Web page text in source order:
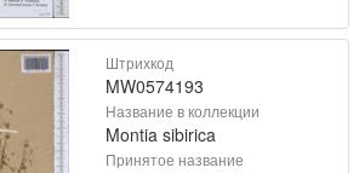
Штрихкод
MW0574193
Название в коллекции
Montia sibirica
Принятое название